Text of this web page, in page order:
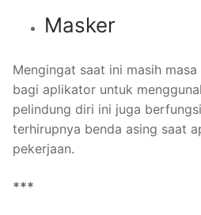
Masker
Mengingat saat ini masih
bagi aplikator untuk
pelindung diri ini juga
terhirupnya benda asing saat
pekerjaan.
***